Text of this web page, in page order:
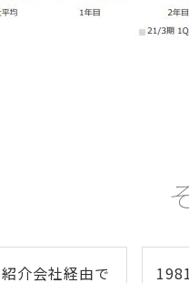
介会社経由で